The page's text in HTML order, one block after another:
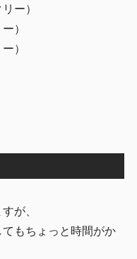
ー）
）
）
が、
もちょっと時間がか